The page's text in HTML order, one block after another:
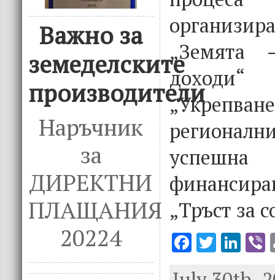
Важно за
земеделските
производители
Наръчник
за
ДИРЕКТНИ
ПЛАЩАНИЯ
20224
„Земята
„Тръст за
F T Li